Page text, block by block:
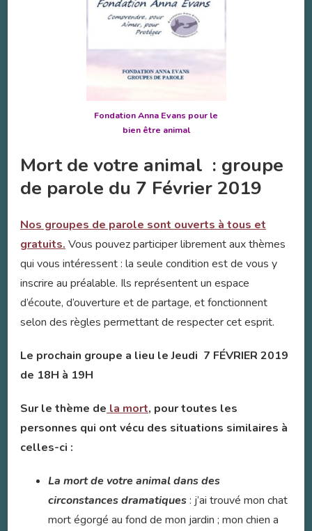
Fondation Anna Evans pour le
bien être animal
Mort de votre animal : groupe
de parole du 7 Février 2019
Nos groupes de parole sont ouverts à tous et
gratuits.Vous pouvez participer librement aux thèmes
qui vous intéressent : la seule condition est de vous y
inscrire au préalable. Ils représentent un espace
d’écoute, d’ouverture et de partage, et fonctionnent
selon des règles permettant de respecter cet esprit.
Le prochain groupe a lieu le Jeudi 7 FÉVRIER 2019
de 18H à 19H
Sur le thème dela mort, pour toutes les
personnes qui ont vécu des situations similaires à
celles-ci :
La mort de votre animal dans des
circonstances dramatiques: j’ai trouvé mon chat
mort égorgé au fond de mon jardin ; mon chien a